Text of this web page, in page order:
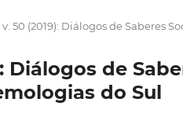
v. 50 (2019): Diálogos de Saberes
Diálogos de
do Sul